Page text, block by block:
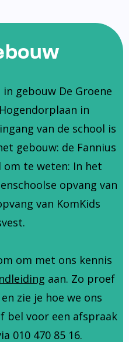
gebouw De Groene
in
van de school is
gebouw: de Fannius
om te weten: In het
opvang van
van KomKids
om met ons kennis
aan. Zo proef
zie je hoe we ons
bel voor een afspraak
010 470 85 16.